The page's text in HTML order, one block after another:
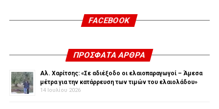
FACEBOOK
ΠΡΌΣΦΑΤΑ ΆΡΘΡΑ
Αλ. Χαρίτσης: «Σε αδιέξοδο οι ελαιοπαραγωγοί – Άμεσα
μέτρα για την κατάρρευση των τιμών του ελαιολάδου»
14 Ιουλίου 2026